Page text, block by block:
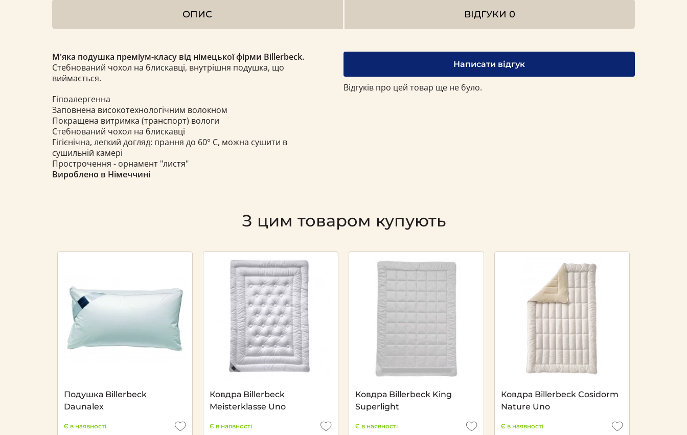
ОПИС ВІДГУКИ 0
М'яка подушка преміум-класу від німецької фірми Billerbeck.
Стебнований чохол на блискавці, внутрішня подушка, що
виймається.
Гіпоалергенна
Заповнена високотехнологічним волокном
Покращена витримка (транспорт) вологи
Стебнований чохол на блискавці
Гігієнічна, легкий догляд: прання до 60° С, можна сушити в
сушильній камері
Прострочення - орнамент "листя"
Вироблено в Німеччині
Написати відгук
Відгуків про цей товар ще не було.
З цим товаром купують
Подушка Billerbeck
Daunalex
Є в наявності
Ковдра Billerbeck
Meisterklasse Uno
Є в наявності
Ковдра Billerbeck King
Superlight
Є в наявності
Ковдра Billerbeck Cosidorm
Nature Uno
Є в наявності